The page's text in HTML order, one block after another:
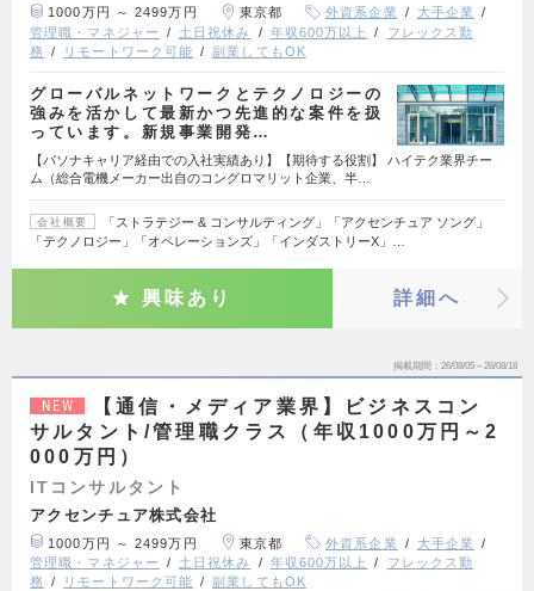
1000万円 ～ 2499万円 東京都 外資系企業
大手企業
管理職・マネジャー
土日祝休み 年収600万以上
フレックス勤
務
リモートワーク可能 副業してもOK
グローバルネットワークとテクノロジーの
強みを活かして最新かつ先進的な案件を扱
っています。新規事業開発…
【パソナキャリア経由での入社実績あり】【期待する役割】 ハイテク業界チー
ム（総合電機メーカー出自のコングロマリット企業、半…
会社概要
「ストラテジー & コンサルティング」「アクセンチュア ソング」
「テクノロジー」「オペレーションズ」「インダストリーX」…
興味あり 詳細へ
掲載期間 26/08/05～26/08/18
NEW
【通信・メディア業界】ビジネスコン
サルタント/管理職クラス（年収1000万円～2
000万円）
ITコンサルタント
アクセンチュア株式会社
1000万円 ～ 2499万円 東京都 外資系企業
大手企業
管理職・マネジャー
土日祝休み 年収600万以上
フレックス勤
務
リモートワーク可能 副業してもOK